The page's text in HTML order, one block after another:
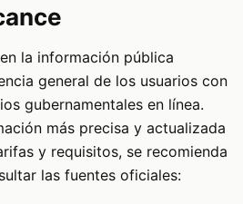
la información pública
general de los usuarios con
gubernamentales en línea.
más precisa y actualizada
y requisitos, se recomienda
las fuentes oficiales: